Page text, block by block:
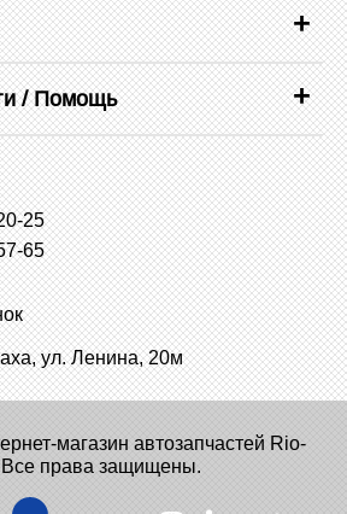
/ Помощь
25
65
ул. Ленина, 20м
магазин автозапчастей Rio-
Все права защищены.